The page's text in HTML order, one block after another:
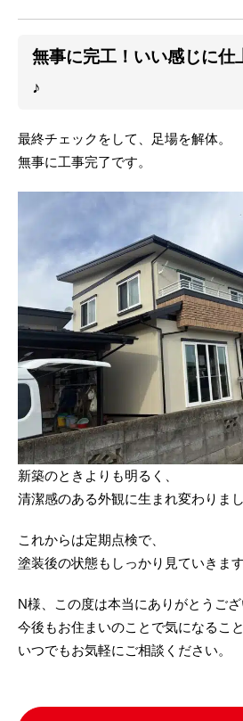
無事に完工！いい感じに
♪
最終チェックをして、足場を解体。
無事に工事完了です。
新築のときよりも明るく、
清潔感のある外観に生まれ変わりま
これからは定期点検で、
塗装後の状態もしっかり見ていきます
N様、この度は本当にありがとうござ
今後もお住まいのことで気になること
いつでもお気軽にご相談ください。